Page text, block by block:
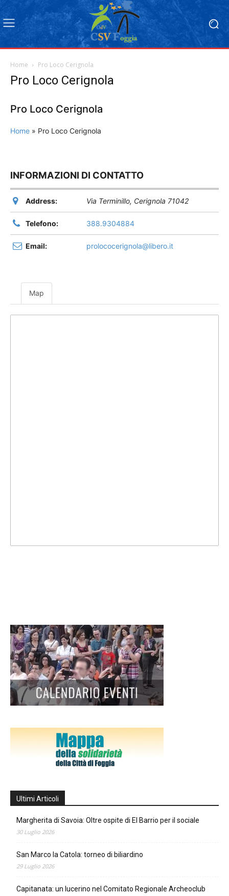
Home Pro Loco Cerignola
Pro Loco Cerignola
Pro Loco Cerignola
Home » Pro Loco Cerignola
INFORMAZIONI DI CONTATTO
Address: Via Terminillo, Cerignola 71042
Telefono: 388.9304884
Email: prolococerignola@libero.it
Map
Ultimi Articoli
Margherita di Savoia: Oltre ospite di El Barrio per il sociale
30 Luglio 2026
San Marco la Catola: torneo di biliardino
29 Luglio 2026
Capitanata: un lucerino nel Comitato Regionale Archeoclub